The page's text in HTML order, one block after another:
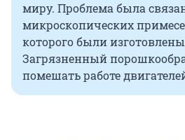
миру. Проблема была
микроскопических
которого были
Загрязненный
помешать работе